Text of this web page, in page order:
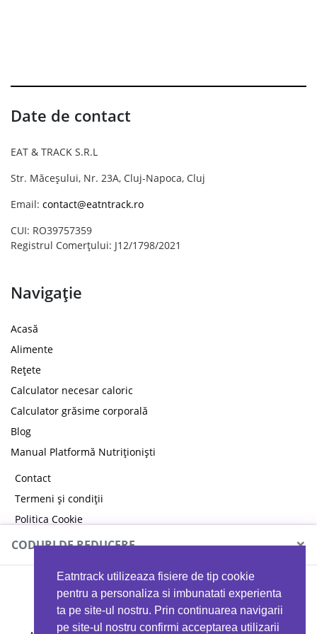
Eatntrack utilizeaza fisiere de tip cookie
pentru a personaliza si imbunatati experienta
ta pe site-ul nostru. Prin continuarea navigarii
pe site-ul nostru confirmi acceptarea utilizarii
Date de contact
EAT & TRACK S.R.L
Str. Măceșului, Nr. 23A, Cluj-Napoca, Cluj
Email: contact@eatntrack.ro
CUI: RO39757359
Registrul Comerțului: J12/1798/2021
Navigație
Acasă
Alimente
Rețete
Calculator necesar caloric
Calculator grăsime corporală
Blog
Manual Platformă Nutriționiști
Contact
Termeni și condiții
Politica Cookie
Politica de confidențialitate
CODURI DE REDUCERE ×
MYPROTEIN